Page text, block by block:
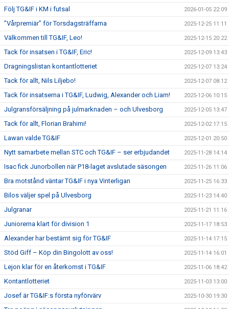
Följ TG&IF i KM i futsal 2026-01-05 22:09
”Vårpremiär” för Torsdagsträffarna 2025-12-25 11:11
Välkommen till TG&IF, Leo! 2025-12-15 20:22
Tack för insatsen i TG&IF, Eric! 2025-12-09 13:43
Dragningslistan kontantlotteriet 2025-12-07 13:24
Tack för allt, Nils Liljebo! 2025-12-07 08:12
Tack för insatserna i TG&IF, Ludwig, Alexander och Liam! 2025-12-06 10:15
Julgransförsäljning på julmarknaden – och Ulvesborg 2025-12-05 13:47
Tack för allt, Florian Brahimi! 2025-12-02 17:15
Lawan valde TG&IF 2025-12-01 20:50
Nytt samarbete mellan STC och TG&IF – ser erbjudandet 2025-11-28 14:14
Isac fick Junorbollen när P18-laget avslutade säsongen 2025-11-26 11:06
Bra motstånd väntar TG&IF i nya Vinterligan 2025-11-25 16:33
Bilos väljer spel på Ulvesborg 2025-11-23 14:40
Julgranar 2025-11-21 11:16
Juniorerna klart för division 1 2025-11-17 18:53
Alexander har bestämt sig för TG&IF 2025-11-14 17:15
Stöd Giff – Köp din Bingolott av oss! 2025-11-14 16:01
Lejon klar för en återkomst i TG&IF 2025-11-06 18:42
Kontantlotteriet 2025-11-03 13:00
Josef är TG&IF:s första nyförvärv 2025-10-30 19:30